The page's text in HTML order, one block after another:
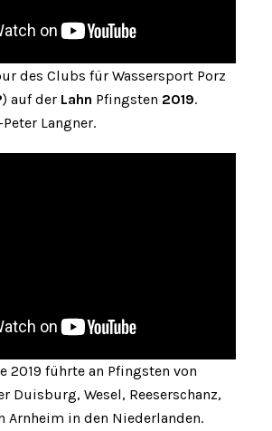
des Clubs für Wassersport Porz
) auf der Lahn Pfingsten 2019.
Langner.
2019 führte an Pfingsten von
Duisburg, Wesel, Reeserschanz,
Arnheim in den Niederlanden.